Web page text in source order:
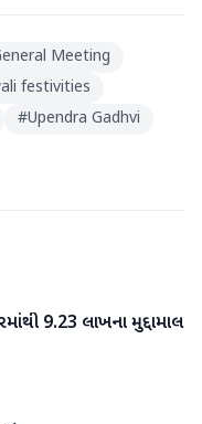
Meeting
festivities
#Upendra Gadhvi
9.23 લાખના મુદ્દામાલ